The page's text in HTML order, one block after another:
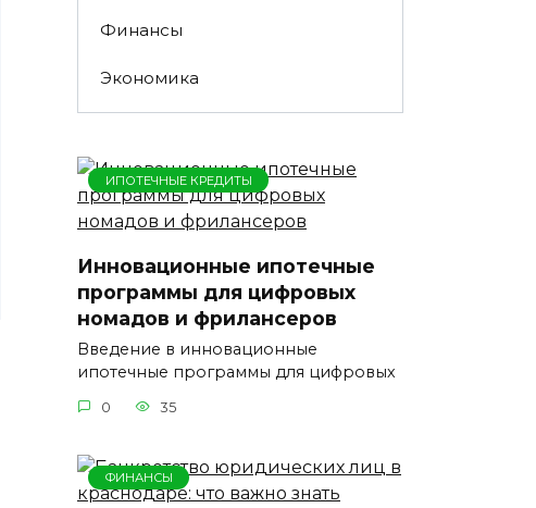
Финансы
Экономика
ИПОТЕЧНЫЕ КРЕДИТЫ
Инновационные ипотечные
программы для цифровых
номадов и фрилансеров
Введение в инновационные
ипотечные программы для цифровых
0 35
ФИНАНСЫ